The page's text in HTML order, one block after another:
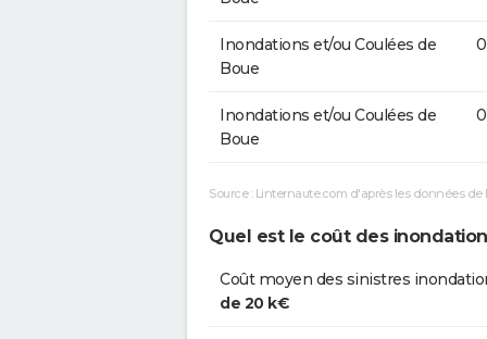
Inondations et/ou Coulées de
Boue
Inondations et/ou Coulées de
Boue
Source : Linternaute.com d'après les données de
Quel est le coût des
Coût moyen des sinistres
de 20 k€